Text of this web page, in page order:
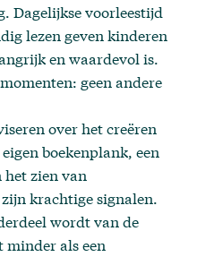
Dagelijkse voorleestijd
lezen geven kinderen
en waardevol is.
geen andere
over het creëren
boekenplank, een
het zien van
krachtige signalen.
wordt van de
minder als een